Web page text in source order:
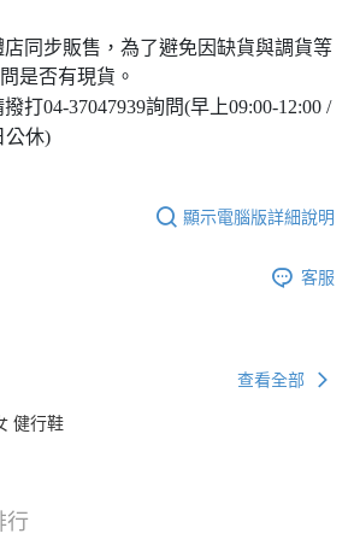
同步販售，為了避免因缺貨與調貨等
是否有現貨。
打04-37047939詢問(早上09:00-12:00 /
公休)
顯示電腦版詳細說明
客服
查看全部
健行鞋
行